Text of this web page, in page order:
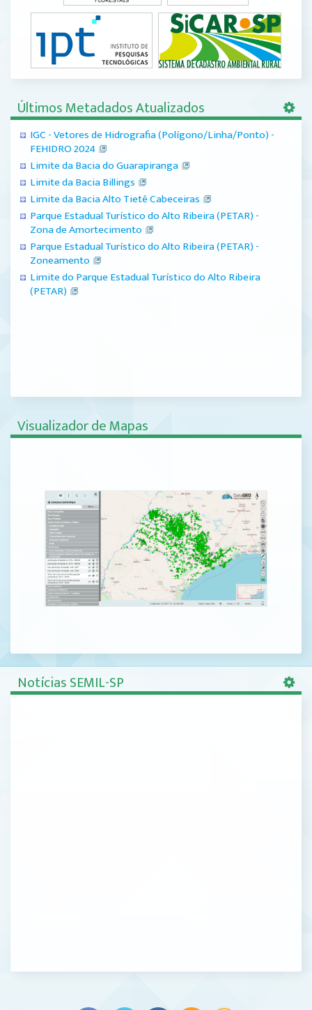
Últimos Metadados Atualizados
IGC - Vetores de Hidrografia (Polígono/Linha/Ponto) -
FEHIDRO 2024
Limite da Bacia do Guarapiranga
Limite da Bacia Billings
Limite da Bacia Alto Tietê Cabeceiras
Parque Estadual Turístico do Alto Ribeira (PETAR) -
Zona de Amortecimento
Parque Estadual Turístico do Alto Ribeira (PETAR) -
Zoneamento
Limite do Parque Estadual Turístico do Alto Ribeira
(PETAR)
Visualizador de Mapas
Notícias SEMIL-SP